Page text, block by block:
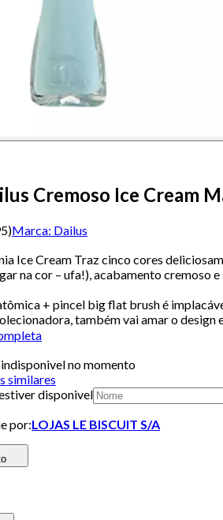
Cremoso Ice Cream
)Marca: Dailus
Ice Cream Traz cinco cores
na cor – ufa!), acabamento cremoso
+ pincel big flat brush é
também vai amar o
no momento
similares
disponivel
por:LOJAS LE BISCUIT S/A